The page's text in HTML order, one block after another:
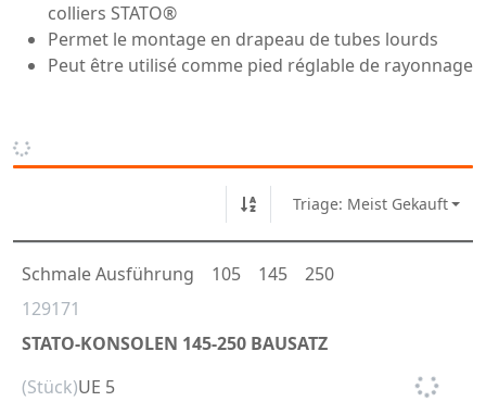
colliers STATO®
Permet le montage en drapeau de tubes lourds
Peut être utilisé comme pied réglable de rayonnage
Triage: Meist Gekauft
129171
STATO-KONSOLEN 145-250 BAUSATZ
Schmale Ausführung 105 145 250
(Stück)UE 5